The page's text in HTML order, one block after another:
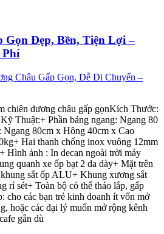
Gọn Đẹp, Bền, Tiện Lợi –
Phí
chiên dương châu gấp gọnKích Thước:
Thuật:+ Phần bảng ngang: Ngang 80
Ngang 80cm x Hông 40cm x Cao
Hai thanh chống inox vuông 12mm
Hình ảnh : In decan ngoài trời máy
quanh xe ốp bạt 2 da dày+ Mặt trên
sắt ốp ALU+ Khung xương sắt
rỉ sét+ Toàn bộ có thể tháo lắp, gấp
cho các bạn trẻ kinh doanh ít vốn mở
hoặc các đại lý muốn mở rộng kênh
gắn dù